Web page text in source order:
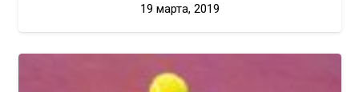
19 марта, 2019